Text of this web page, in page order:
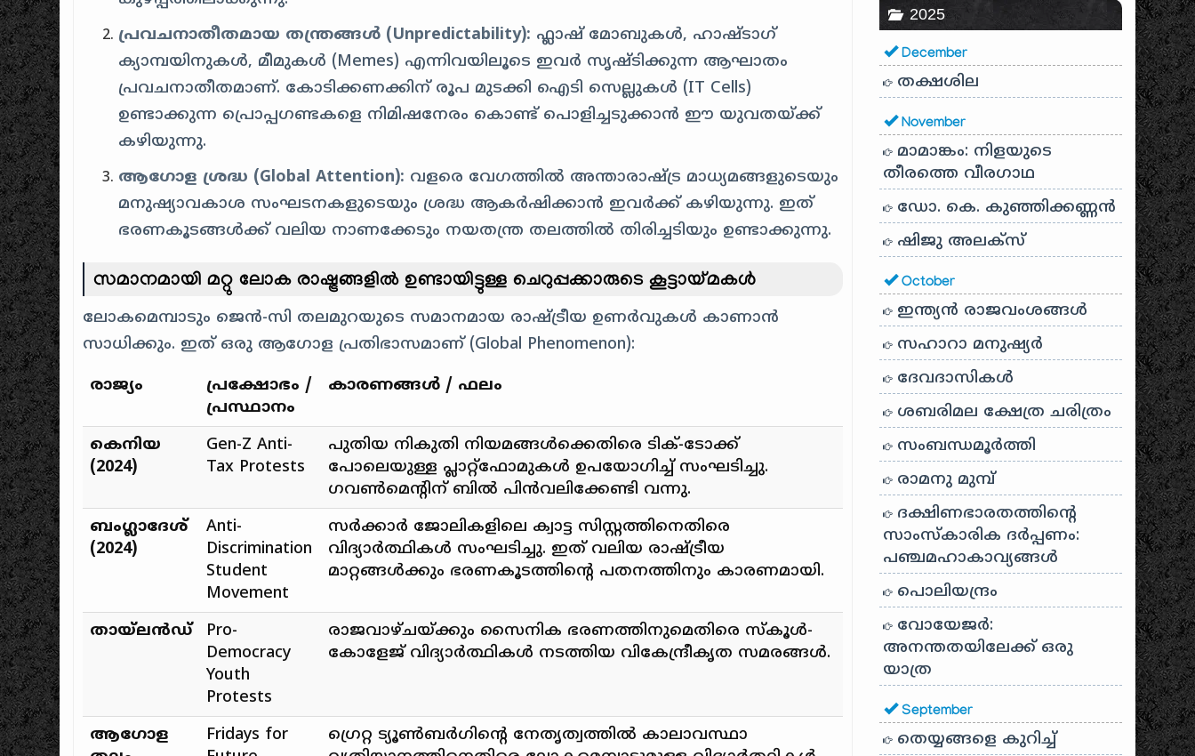
പ്രവചനാതീതമായ തന്ത്രങ്ങൾ (Unpredictability): ഫ്ലാഷ് മോബുകൾ, ഹാഷ്‌ടാഗ്
ക്യാമ്പയിനുകൾ, മീമുകൾ (Memes) എന്നിവയിലൂടെ ഇവർ സൃഷ്ടിക്കുന്ന ആഘാതം
പ്രവചനാതീതമാണ്. കോടിക്കണക്കിന് രൂപ മുടക്കി ഐടി സെല്ലുകൾ (IT Cells)
ഉണ്ടാക്കുന്ന പ്രൊപ്പഗണ്ടകളെ നിമിഷനേരം കൊണ്ട് പൊളിച്ചടുക്കാൻ ഈ യുവതയ്ക്ക്
കഴിയുന്നു.
ആഗോള ശ്രദ്ധ (Global Attention): വളരെ വേഗത്തിൽ അന്താരാഷ്ട്ര മാധ്യമങ്ങളുടെയും
മനുഷ്യാവകാശ സംഘടനകളുടെയും ശ്രദ്ധ ആകർഷിക്കാൻ ഇവർക്ക് കഴിയുന്നു. ഇത്
ഭരണകൂടങ്ങൾക്ക് വലിയ നാണക്കേടും നയതന്ത്ര തലത്തിൽ തിരിച്ചടിയും ഉണ്ടാക്കുന്നു.
സമാനമായി മറ്റു ലോക രാഷ്ട്രങ്ങളിൽ ഉണ്ടായിട്ടുള്ള ചെറുപ്പക്കാരുടെ കൂട്ടായ്മകൾ
ലോകമെമ്പാടും ജെൻ-സി തലമുറയുടെ സമാനമായ രാഷ്ട്രീയ ഉണർവുകൾ കാണാൻ
സാധിക്കും. ഇത് ഒരു ആഗോള പ്രതിഭാസമാണ് (Global Phenomenon):
രാജ്യം
പ്രക്ഷോഭം /
പ്രസ്ഥാനം
കാരണങ്ങൾ / ഫലം
കെനിയ
(2024)
Gen-Z Anti-
Tax Protests
പുതിയ നികുതി നിയമങ്ങൾക്കെതിരെ ടിക്-ടോക്ക്
പോലെയുള്ള പ്ലാറ്റ്‌ഫോമുകൾ ഉപയോഗിച്ച് സംഘടിച്ചു.
ഗവൺമെന്റിന് ബിൽ പിൻവലിക്കേണ്ടി വന്നു.
ബംഗ്ലാദേശ്
(2024)
Anti-
Discrimination
Student
Movement
സർക്കാർ ജോലികളിലെ ക്വാട്ട സിസ്റ്റത്തിനെതിരെ
വിദ്യാർത്ഥികൾ സംഘടിച്ചു. ഇത് വലിയ രാഷ്ട്രീയ
മാറ്റങ്ങൾക്കും ഭരണകൂടത്തിന്റെ പതനത്തിനും കാരണമായി.
തായ്‌ലൻഡ്
Pro-
Democracy
Youth
Protests
രാജവാഴ്ചയ്ക്കും സൈനിക ഭരണത്തിനുമെതിരെ സ്കൂൾ-
കോളേജ് വിദ്യാർത്ഥികൾ നടത്തിയ വികേന്ദ്രീകൃത സമരങ്ങൾ.
ആഗോള
Fridays for
ഗ്രെറ്റ ട്യൂൺബർഗിന്റെ നേതൃത്വത്തിൽ കാലാവസ്ഥാ
2025
December
തക്ഷശില
November
മാമാങ്കം: നിളയുടെ
തീരത്തെ വീരഗാഥ
ഡോ. കെ. കുഞ്ഞിക്കണ്ണൻ
ഷിജു അലക്സ്
October
ഇന്ത്യൻ രാജവംശങ്ങൾ
സഹാറാ മനുഷ്യർ
ദേവദാസികൾ
ശബരിമല ക്ഷേത്ര ചരിത്രം
സംബന്ധമൂർത്തി
രാമനു മുമ്പ്
ദക്ഷിണഭാരതത്തിൻ്റെ
സാംസ്കാരിക ദർപ്പണം:
പഞ്ചമഹാകാവ്യങ്ങൾ
പൊലിയന്ദ്രം
വോയേജർ:
അനന്തതയിലേക്ക് ഒരു
യാത്ര
September
തെയ്യങ്ങളെ കുറിച്ച്